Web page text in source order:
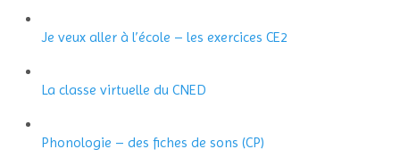
Je veux aller à l’école – les exercices CE2
La classe virtuelle du CNED
Phonologie – des fiches de sons (CP)